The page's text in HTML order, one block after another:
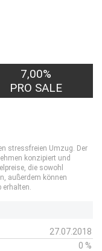
7,00%
PRO SALE
stressfreien Umzug. Der
konzipiert und
die sowohl
außerdem können
erhalten.
27.07.2018
0 %